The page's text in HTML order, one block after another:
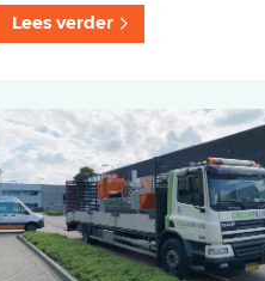
Lees verder